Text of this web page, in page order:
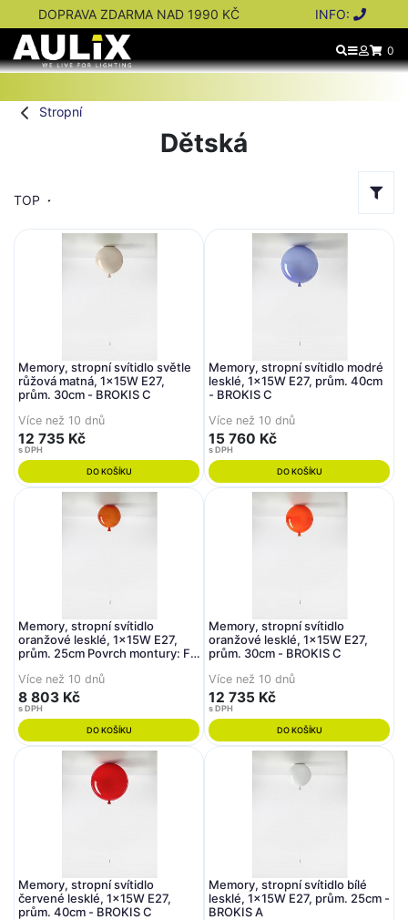
DOPRAVA ZDARMA NAD 1990 KČ INFO:
0
Stropní
Dětská
TOP
Memory, stropní svítidlo světle
růžová matná, 1x15W E27,
prům. 30cm - BROKIS C
Více než 10 dnů
12 735 Kč
s DPH
DO KOŠÍKU
Memory, stropní svítidlo modré
lesklé, 1x15W E27, prům. 40cm
- BROKIS C
Více než 10 dnů
15 760 Kč
s DPH
DO KOŠÍKU
Memory, stropní svítidlo
oranžové lesklé, 1x15W E27,
prům. 25cm Povrch montury: Fe
osvětlení- BROKIS C
Více než 10 dnů
8 803 Kč
s DPH
DO KOŠÍKU
Memory, stropní svítidlo
oranžové lesklé, 1x15W E27,
prům. 30cm - BROKIS C
Více než 10 dnů
12 735 Kč
s DPH
DO KOŠÍKU
Memory, stropní svítidlo
červené lesklé, 1x15W E27,
prům. 40cm - BROKIS C
Memory, stropní svítidlo bílé
lesklé, 1x15W E27, prům. 25cm -
BROKIS A